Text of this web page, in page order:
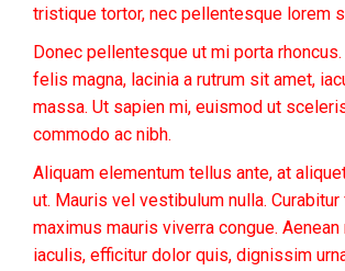
tristique tortor, nec pellentesque lorem
Donec pellentesque ut mi porta
felis magna, lacinia a rutrum sit amet,
massa. Ut sapien mi, euismod ut
commodo ac nibh.
Aliquam elementum tellus ante, at
ut. Mauris vel vestibulum nulla. Curabitur
maximus mauris viverra congue. Aenean
iaculis, efficitur dolor quis, dignissim